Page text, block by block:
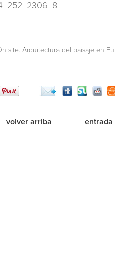
site. Arquitectura del paisaje en
volver arriba entrada